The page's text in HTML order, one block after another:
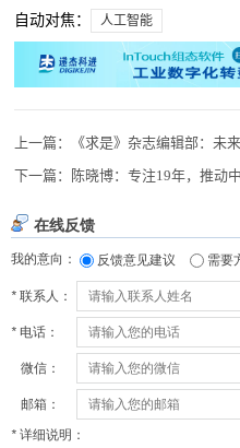
自动对焦： 人工智能
上一篇：
《求是》杂志编辑部：未
下一篇：
陈晓博：专注19年，推动